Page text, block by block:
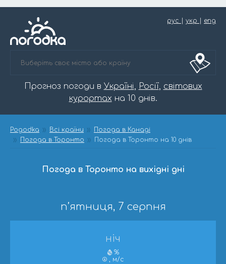
рус укр eng
Прогноз погоди в Україні, Росії, світових
курортах на 10 днів.
Pogodka Всі країни
Погода в Канаді
Погода в Торонто
Погода в Торонто на 10 днів
Погода в Торонто на вихідні дні
п’ятниця, 7 серпня
ніч
%
, м/с